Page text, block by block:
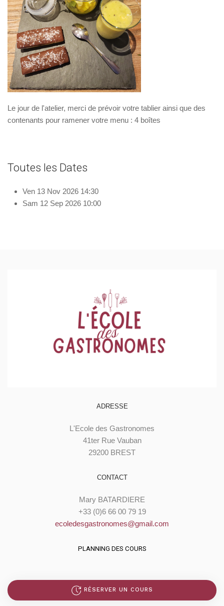
Le jour de l'atelier, merci de prévoir votre tablier ainsi que des
contenants pour ramener votre menu : 4 boîtes
Toutes les Dates
Ven 13 Nov 2026 14:30
Sam 12 Sep 2026 10:00
ADRESSE
L'Ecole des Gastronomes
41ter Rue Vauban
29200 BREST
CONTACT
Mary BATARDIERE
+33 (0)6 66 00 79 19
ecoledesgastronomes@gmail.com
PLANNING DES COURS
RÉSERVER UN COURS